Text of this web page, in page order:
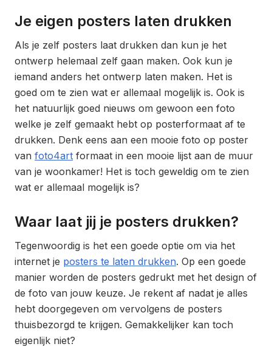
Je eigen posters laten drukken
Als je zelf posters laat drukken dan kun je het
ontwerp helemaal zelf gaan maken. Ook kun je
iemand anders het ontwerp laten maken. Het is
goed om te zien wat er allemaal mogelijk is. Ook is
het natuurlijk goed nieuws om gewoon een foto
welke je zelf gemaakt hebt op posterformaat af te
drukken. Denk eens aan een mooie foto op poster
van foto4art formaat in een mooie lijst aan de muur
van je woonkamer! Het is toch geweldig om te zien
wat er allemaal mogelijk is?
Waar laat jij je posters drukken?
Tegenwoordig is het een goede optie om via het
internet je posters te laten drukken. Op een goede
manier worden de posters gedrukt met het design of
de foto van jouw keuze. Je rekent af nadat je alles
hebt doorgegeven om vervolgens de posters
thuisbezorgd te krijgen. Gemakkelijker kan toch
eigenlijk niet?